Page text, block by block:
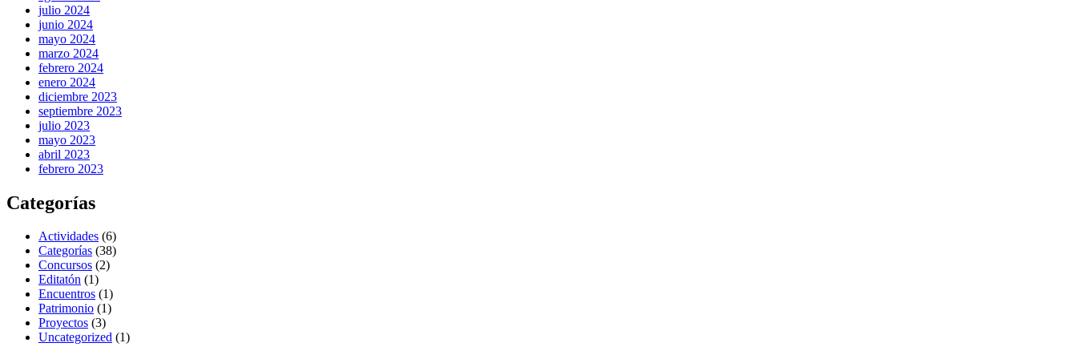
julio 2024
junio 2024
mayo 2024
marzo 2024
febrero 2024
enero 2024
diciembre 2023
septiembre 2023
julio 2023
mayo 2023
abril 2023
febrero 2023
Categorías
Actividades (6)
Categorías (38)
Concursos (2)
Editatón (1)
Encuentros (1)
Patrimonio (1)
Proyectos (3)
Uncategorized (1)